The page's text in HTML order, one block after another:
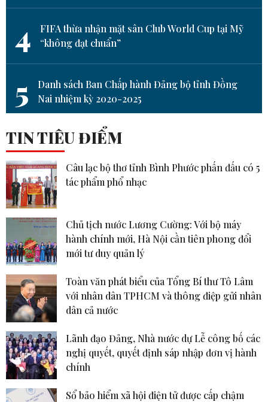
4
FIFA thừa nhận mặt sân Club World Cup tại Mỹ
“không đạt chuẩn”
5
Danh sách Ban Chấp hành Đảng bộ tỉnh Đồng
Nai nhiệm kỳ 2020-2025
TIN TIÊU ĐIỂM
Câu lạc bộ thơ tỉnh Bình Phước phấn đấu có 5
tác phẩm phổ nhạc
Chủ tịch nước Lương Cường: Với bộ máy
hành chính mới, Hà Nội cần tiên phong đổi
mới tư duy quản lý
Toàn văn phát biểu của Tổng Bí thư Tô Lâm
với nhân dân TPHCM và thông điệp gửi nhân
dân cả nước
Lãnh đạo Đảng, Nhà nước dự Lễ công bố các
nghị quyết, quyết định sáp nhập đơn vị hành
chính
Sổ bảo hiểm xã hội điện tử được cấp chậm